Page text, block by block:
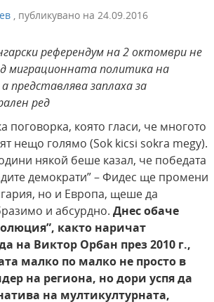
, публикувано на 24.09.2016
референдум на 2 октомври не
миграционната политика на
представлява заплаха за
ред
поговорка, която гласи, че многото
нещо голямо (Sok kicsi sokra megy).
някой беше казал, че победата
демократи” – Фидес ще промени
но и Европа, щеше да
и абсурдно. Днес обаче
както наричат
на Виктор Орбан през 2010 г.,
малко по малко не просто в
на региона, но дори успя да
на мултикултурната,